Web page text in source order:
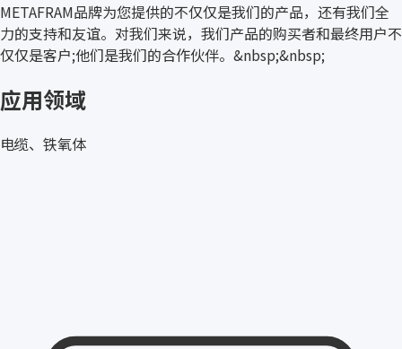
METAFRAM品牌为您提供的不仅仅是我们的产品，还有我们全
力的支持和友谊。对我们来说，我们产品的购买者和最终用户不
仅仅是客户;他们是我们的合作伙伴。&nbsp;&nbsp;
应用领域
电缆、铁氧体